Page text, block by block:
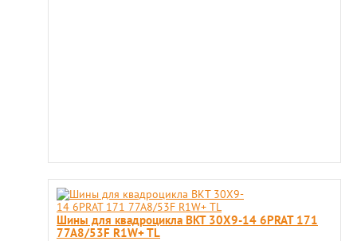
Шины для квадроцикла BKT 30X9-14 6PRAT 171
77A8/53F R1W+ TL